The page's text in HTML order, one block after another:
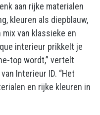
aan rijke materialen
kleuren als diepblauw,
van klassieke en
interieur prikkelt je
top wordt,” vertelt
Interieur ID. “Het
en rijke kleuren in